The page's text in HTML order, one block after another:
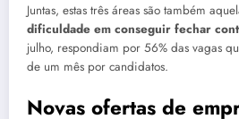
Juntas, estas três áreas são também
dificuldade em conseguir fechar
julho, respondiam por 56% das vagas
de um mês por candidatos.
Novas ofertas de